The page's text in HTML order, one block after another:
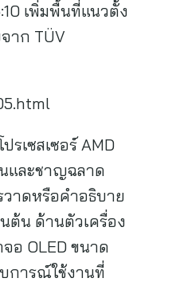
เพิ่มพื้นที่แนวตั้ง
าก TÜV
เซสเซอร์ AMD
นและชาญฉลาด
าดหรือคำอธิบาย
ต้น ด้านตัวเครื่อง
อ OLED ขนาด
การณ์ใช้งานที่